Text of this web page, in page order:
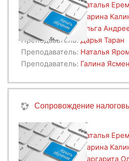
Преподаватель:Наталья
Преподаватель: Марина
Преподаватель:
Ольга
Преподаватель: Дарья Таран
Преподаватель: Наталья
Преподаватель: Галина
Сопровождение
Преподаватель:Наталья
Преподаватель: Марина
Преподаватель:
Маргарита